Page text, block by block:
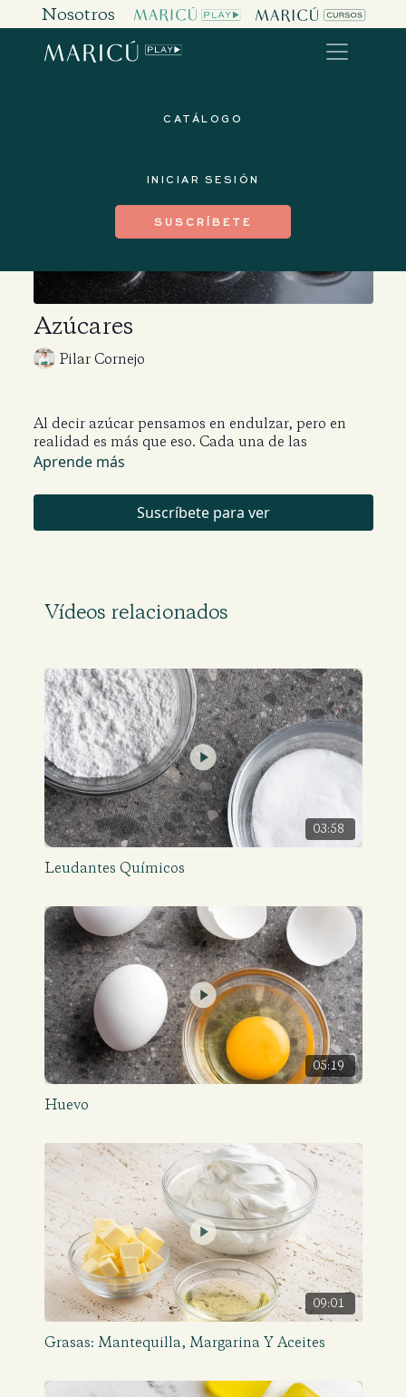
Nosotros
CATÁLOGO
INICIAR SESIÓN
SUSCRÍBETE
Azúcares
Pilar Cornejo
Al decir azúcar pensamos en endulzar, pero en
realidad es más que eso. Cada una de las
diferentes variedades de azúcar posee
máximo, es necesario conocerlas a fondo.
Aprende más
Suscríbete para ver
Vídeos relacionados
03:58
Leudantes Químicos
05:19
Huevo
09:01
Grasas: Mantequilla, Margarina Y Aceites